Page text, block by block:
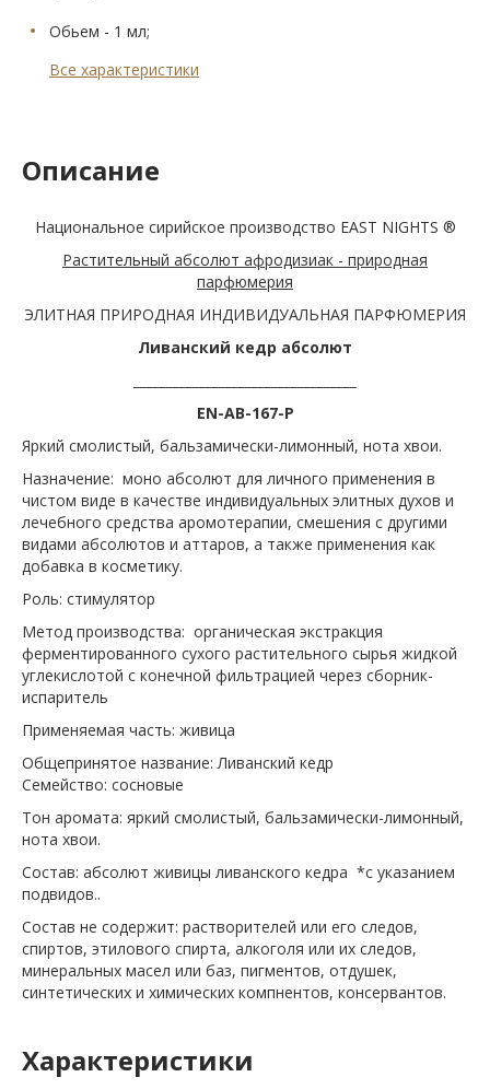
Обьем - 1 мл;
Все характеристики
Описание
Национальное сирийское производство EAST NIGHTS ®
Растительный абсолют афродизиак - природная
парфюмерия
ЭЛИТНАЯ ПРИРОДНАЯ ИНДИВИДУАЛЬНАЯ ПАРФЮМЕРИЯ
Ливанский кедр абсолют
EN-AB-167-P
Яркий смолистый, бальзамически-лимонный, нота хвои.
Назначение: моно абсолют для личного применения в
чистом виде в качестве индивидуальных элитных духов и
лечебного средства аромотерапии, смешения с другими
видами абсолютов и аттаров, а также применения как
добавка в косметику.
Роль: стимулятор
Метод производства: органическая экстракция
ферментированного сухого растительного сырья жидкой
углекислотой с конечной фильтрацией через сборник-
испаритель
Применяемая часть: живица
Общепринятое название: Ливанский кедр
Семейство: сосновые
Тон аромата: яркий смолистый, бальзамически-лимонный,
нота хвои.
Состав: абсолют живицы ливанского кедра *с указанием
подвидов..
Состав не содержит: растворителей или его следов,
спиртов, этилового спирта, алкоголя или их следов,
минеральных масел или баз, пигментов, отдушек,
синтетических и химических компнентов, консервантов.
Характеристики